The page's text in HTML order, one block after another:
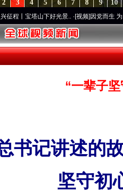
10
9
8
7
6
5
4
3
2
山下好光景..·[视频]因党而生 为党而战——
“一辈子
书记讲述的
坚守初